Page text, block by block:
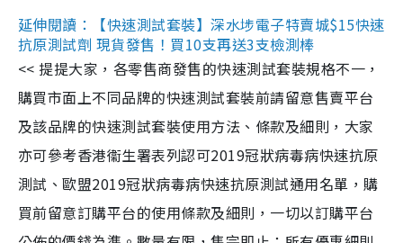
延伸閱讀：【快速測試套裝】深水埗電子特賣城$15快速
抗原測試劑 現貨發售！買10支再送3支檢測棒
<< 提提大家，各零售商發售的快速測試套裝規格不一，
購買市面上不同品牌的快速測試套裝前請留意售賣平台
及該品牌的快速測試套裝使用方法、條款及細則，大家
亦可參考香港衞生署表列認可2019冠狀病毒病快速抗原
測試、歐盟2019冠狀病毒病快速抗原測試通用名單，購
買前留意訂購平台的使用條款及細則，一切以訂購平台